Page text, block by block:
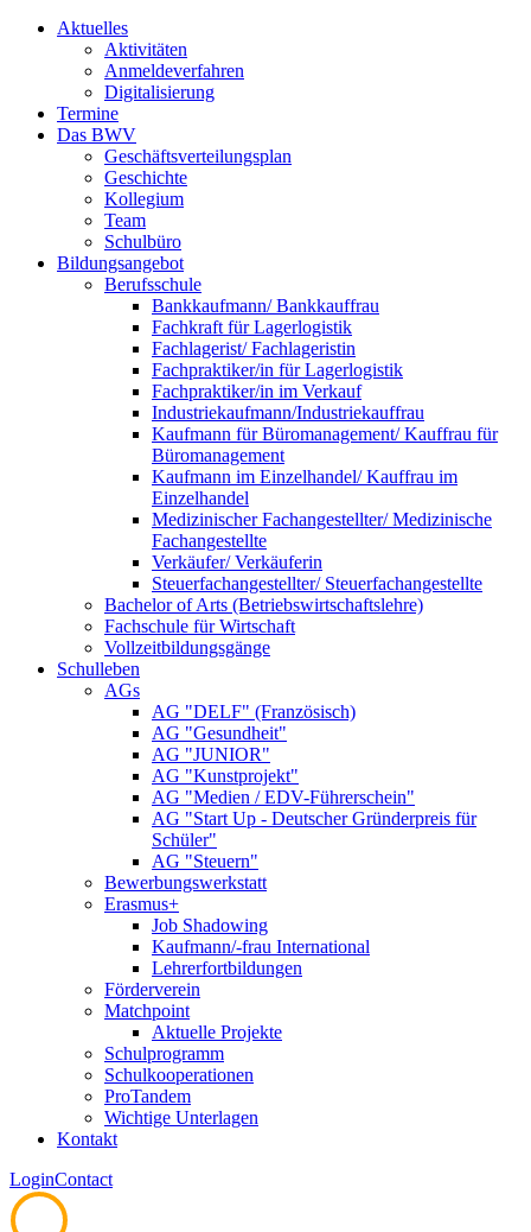
Aktuelles
Aktivitäten
Anmeldeverfahren
Digitalisierung
Termine
Das BWV
Geschäftsverteilungsplan
Geschichte
Kollegium
Team
Schulbüro
Bildungsangebot
Berufsschule
Bankkaufmann/ Bankkauffrau
Fachkraft für Lagerlogistik
Fachlagerist/ Fachlageristin
Fachpraktiker/in für Lagerlogistik
Fachpraktiker/in im Verkauf
Industriekaufmann/Industriekauffrau
Kaufmann für Büromanagement/ Kauffrau für
Büromanagement
Kaufmann im Einzelhandel/ Kauffrau im
Einzelhandel
Medizinischer Fachangestellter/ Medizinische
Fachangestellte
Verkäufer/ Verkäuferin
Steuerfachangestellter/ Steuerfachangestellte
Bachelor of Arts (Betriebswirtschaftslehre)
Fachschule für Wirtschaft
Vollzeitbildungsgänge
Schulleben
AGs
AG "DELF" (Französisch)
AG "Gesundheit"
AG "JUNIOR"
AG "Kunstprojekt"
AG "Medien / EDV-Führerschein"
AG "Start Up - Deutscher Gründerpreis für
Schüler"
AG "Steuern"
Bewerbungswerkstatt
Erasmus+
Job Shadowing
Kaufmann/-frau International
Lehrerfortbildungen
Förderverein
Matchpoint
Aktuelle Projekte
Schulprogramm
Schulkooperationen
ProTandem
Wichtige Unterlagen
Kontakt
LoginContact